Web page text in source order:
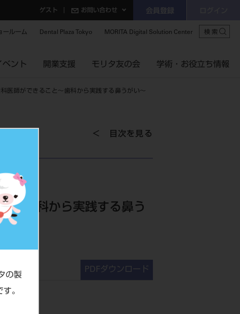
の製
。
ゲスト お問い合わせ 会員登録
ールーム Dental Plaza Tokyo MORITA Digital Solution Center 検索
ベント 開業支援 モリタ友の会 学術・お役立ち情報
医師ができること～歯科から実践する鼻うがい～
目次を見る
～歯科から実践する鼻う
PDFダウンロード